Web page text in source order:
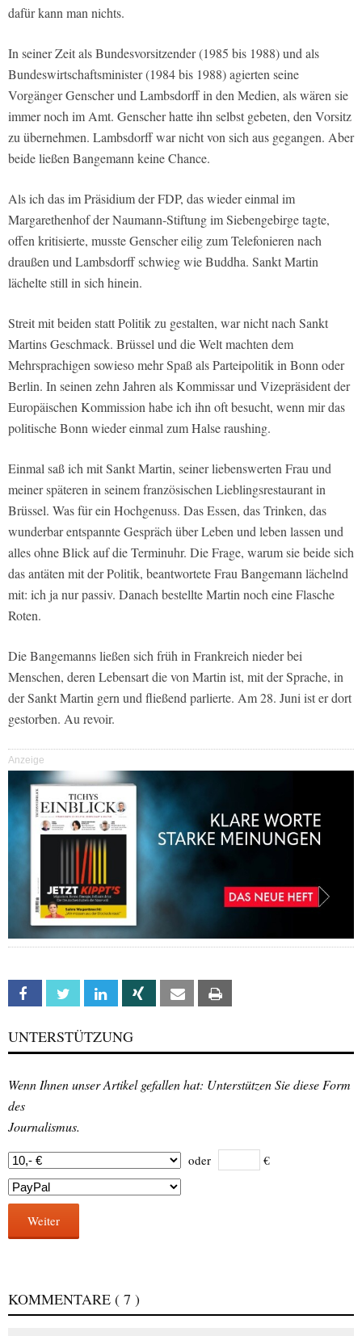
dafür kann man nichts.
In seiner Zeit als Bundesvorsitzender (1985 bis 1988) und als
Bundeswirtschaftsminister (1984 bis 1988) agierten seine
Vorgänger Genscher und Lambsdorff in den Medien, als wären sie
immer noch im Amt. Genscher hatte ihn selbst gebeten, den Vorsitz
zu übernehmen. Lambsdorff war nicht von sich aus gegangen. Aber
beide ließen Bangemann keine Chance.
Als ich das im Präsidium der FDP, das wieder einmal im
Margarethenhof der Naumann-Stiftung im Siebengebirge tagte,
offen kritisierte, musste Genscher eilig zum Telefonieren nach
draußen und Lambsdorff schwieg wie Buddha. Sankt Martin
lächelte still in sich hinein.
Streit mit beiden statt Politik zu gestalten, war nicht nach Sankt
Martins Geschmack. Brüssel und die Welt machten dem
Mehrsprachigen sowieso mehr Spaß als Parteipolitik in Bonn oder
Berlin. In seinen zehn Jahren als Kommissar und Vizepräsident der
Europäischen Kommission habe ich ihn oft besucht, wenn mir das
politische Bonn wieder einmal zum Halse raushing.
Einmal saß ich mit Sankt Martin, seiner liebenswerten Frau und
meiner späteren in seinem französischen Lieblingsrestaurant in
Brüssel. Was für ein Hochgenuss. Das Essen, das Trinken, das
wunderbar entspannte Gespräch über Leben und leben lassen und
alles ohne Blick auf die Terminuhr. Die Frage, warum sie beide sich
das antäten mit der Politik, beantwortete Frau Bangemann lächelnd
mit: ich ja nur passiv. Danach bestellte Martin noch eine Flasche
Roten.
Die Bangemanns ließen sich früh in Frankreich nieder bei
Menschen, deren Lebensart die von Martin ist, mit der Sprache, in
der Sankt Martin gern und fließend parlierte. Am 28. Juni ist er dort
gestorben. Au revoir.
Anzeige
Facebook Twitter Linkedin Xing Email
UNTERSTÜTZUNG
Wenn Ihnen unser Artikel gefallen hat: Unterstützen Sie diese Form
des
Journalismus.
oder €
Weiter
KOMMENTARE ( 7 )